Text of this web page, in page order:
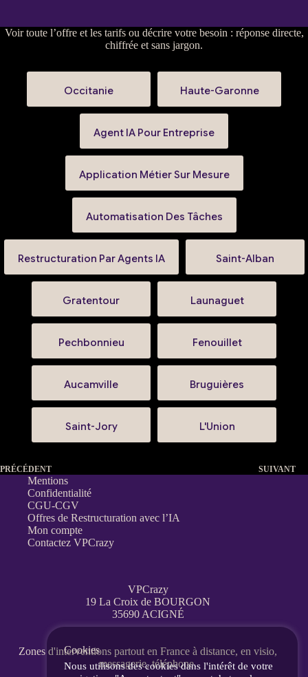
Voirtoute l’offre et les tarifsou décrire votre besoin : réponse directe,
chiffrée et sans jargon.
Occitanie Haute-Garonne
Agent IA Pour Entreprise
Application Métier Sur Mesure
Automatisation Des Tâches
Restructuration Par Agents IA Saint-Alban
Gratentour Launaguet
Pechbonnieu Fenouillet
Aucamville Bruguières
Saint-Jory L'Union
PRÉCÉDENT SUIVANT
Mentions
Confidentialité
CGU-CGV
Offres de Restructuration avec l’IA
Mon compte
Contactez VPCrazy
VPCrazy
19 La Croix de BOURGON
35690 ACIGNÉ
Zones d'interventions partout en France à distance, en visio,
messagerie, téléphone.
Cookies
Nous utilisons des cookies dans l'intérêt de votre